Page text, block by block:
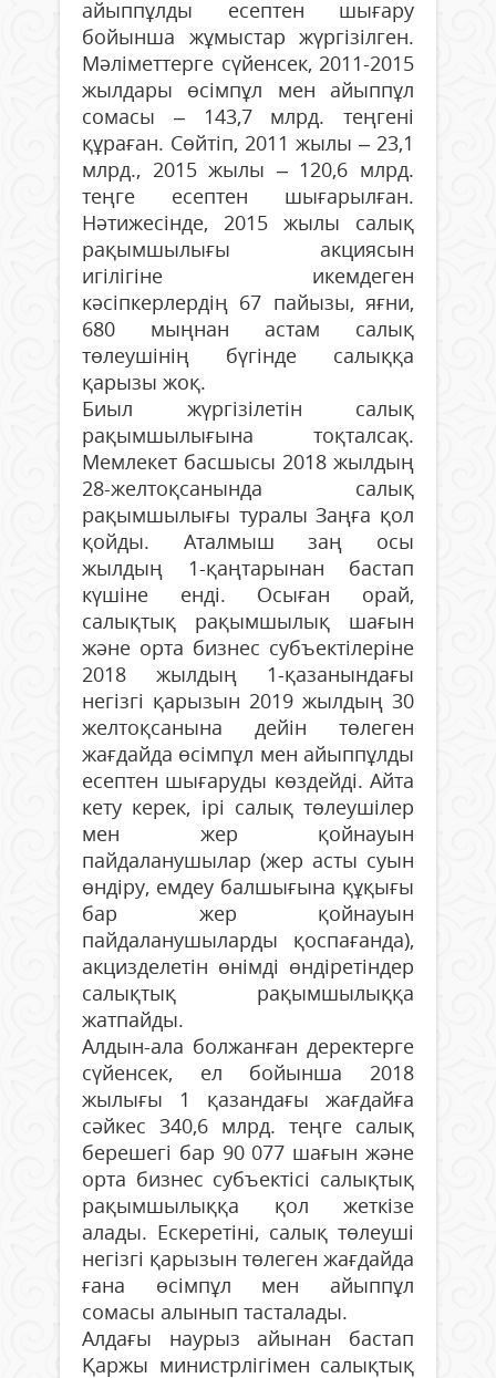
айыппұлды есептен шығару
бойынша жұмыстар жүргізілген.
Мәліметтерге сүйенсек, 2011-2015
жылдары өсімпұл мен айыппұл
сомасы – 143,7 млрд. теңгені
құраған. Сөйтіп, 2011 жылы – 23,1
млрд., 2015 жылы – 120,6 млрд.
теңге есептен шығарылған.
Нәтижесінде, 2015 жылы салық
рақымшылығы акциясын
игілігіне икемдеген
кәсіпкерлердің 67 пайызы, яғни,
680 мыңнан астам салық
төлеушінің бүгінде салыққа
қарызы жоқ.
Биыл жүргізілетін салық
рақымшылығына тоқталсақ.
Мемлекет басшысы 2018 жылдың
28-желтоқсан­ында салық
рақымшылығы туралы Заңға қол
қойды. Аталмыш заң осы
жылдың 1-қаңтарынан бастап
күшіне енді. Осыған орай,
салықтық рақымшылық шағын
және орта бизнес субъектілеріне
2018 жылдың 1-қазанындағы
негізгі қарызын 2019 жылдың 30
желтоқсанына дейін төлеген
жағдайда өсімпұл мен айыппұлды
есептен шығаруды көздейді. Айта
кету керек, ірі салық төлеушілер
мен жер қойнауын
пайдаланушылар (жер асты суын
өндіру, емдеу балшығына құқығы
бар жер қойнауын
пайдаланушыларды қоспағанда),
акцизделетін өнімді өндіретіндер
салықтық рақымшылыққа
жатпайды.
Алдын-ала болжанған деректерге
сүйенсек, ел бойынша 2018
жылығы 1 қазандағы жағдайға
сәйкес 340,6 млрд. теңге салық
берешегі бар 90 077 шағын және
орта бизнес субъектісі салықтық
рақымшылыққа қол жеткізе
алады. Ескеретіні, салық төлеуші
негізгі қарызын төлеген жағдайда
ғана өсімпұл мен айыппұл
сомасы алынып тасталады.
Алдағы наурыз айынан бастап
Қаржы министрлігімен салықтық